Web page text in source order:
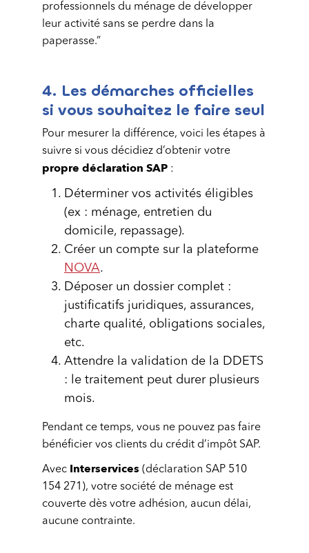
professionnels du ménage de développer
leur activité sans se perdre dans la
paperasse.”
4. Les démarches officielles
si vous souhaitez le faire seul
Pour mesurer la différence, voici les étapes à
suivre si vous décidiez d’obtenir votre
propre déclaration SAP :
Déterminer vos activités éligibles
(ex : ménage, entretien du
domicile, repassage).
Créer un compte sur la plateforme
NOVA.
Déposer un dossier complet :
justificatifs juridiques, assurances,
charte qualité, obligations sociales,
etc.
Attendre la validation de la DDETS
: le traitement peut durer plusieurs
mois.
Pendant ce temps, vous ne pouvez pas faire
bénéficier vos clients du crédit d’impôt SAP.
Avec Interservices (déclaration SAP 510
154 271), votre société de ménage est
couverte dès votre adhésion, aucun délai,
aucune contrainte.